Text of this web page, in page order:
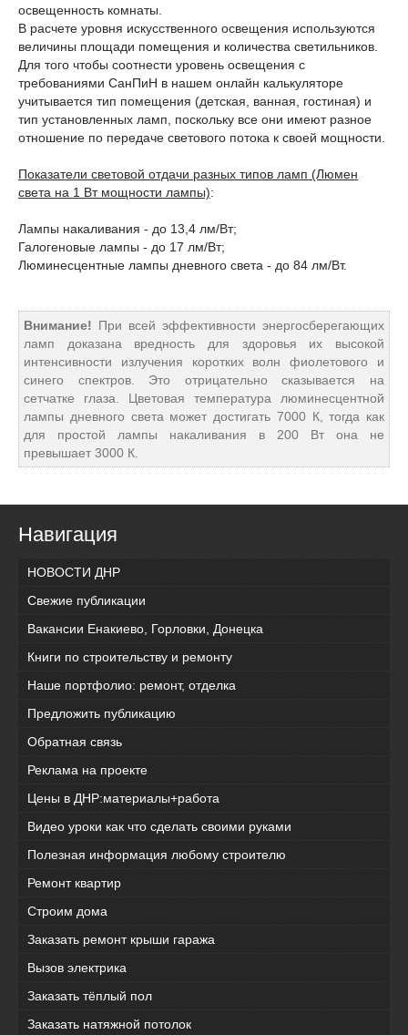
освещенность комнаты.
В расчете уровня искусственного освещения используются
величины площади помещения и количества светильников.
Для того чтобы соотнести уровень освещения с
требованиями СанПиН в нашем онлайн калькуляторе
учитывается тип помещения (детская, ванная, гостиная) и
тип установленных ламп, поскольку все они имеют разное
отношение по передаче светового потока к своей мощности.
Показатели световой отдачи разных типов ламп (Люмен
света на 1 Вт мощности лампы):
Лампы накаливания - до 13,4 лм/Вт;
Галогеновые лампы - до 17 лм/Вт;
Люминесцентные лампы дневного света - до 84 лм/Вт.
Внимание! При всей эффективности энергосберегающих
ламп доказана вредность для здоровья их высокой
интенсивности излучения коротких волн фиолетового и
синего спектров. Это отрицательно сказывается на
сетчатке глаза. Цветовая температура люминесцентной
лампы дневного света может достигать 7000 К, тогда как
для простой лампы накаливания в 200 Вт она не
превышает 3000 К.
Навигация
НОВОСТИ ДНР
Свежие публикации
Вакансии Енакиево, Горловки, Донецка
Книги по строительству и ремонту
Наше портфолио: ремонт, отделка
Предложить публикацию
Обратная связь
Реклама на проекте
Цены в ДНР:материалы+работа
Видео уроки как что сделать своими руками
Полезная информация любому строителю
Ремонт квартир
Строим дома
Заказать ремонт крыши гаража
Вызов электрика
Заказать тёплый пол
Заказать натяжной потолок